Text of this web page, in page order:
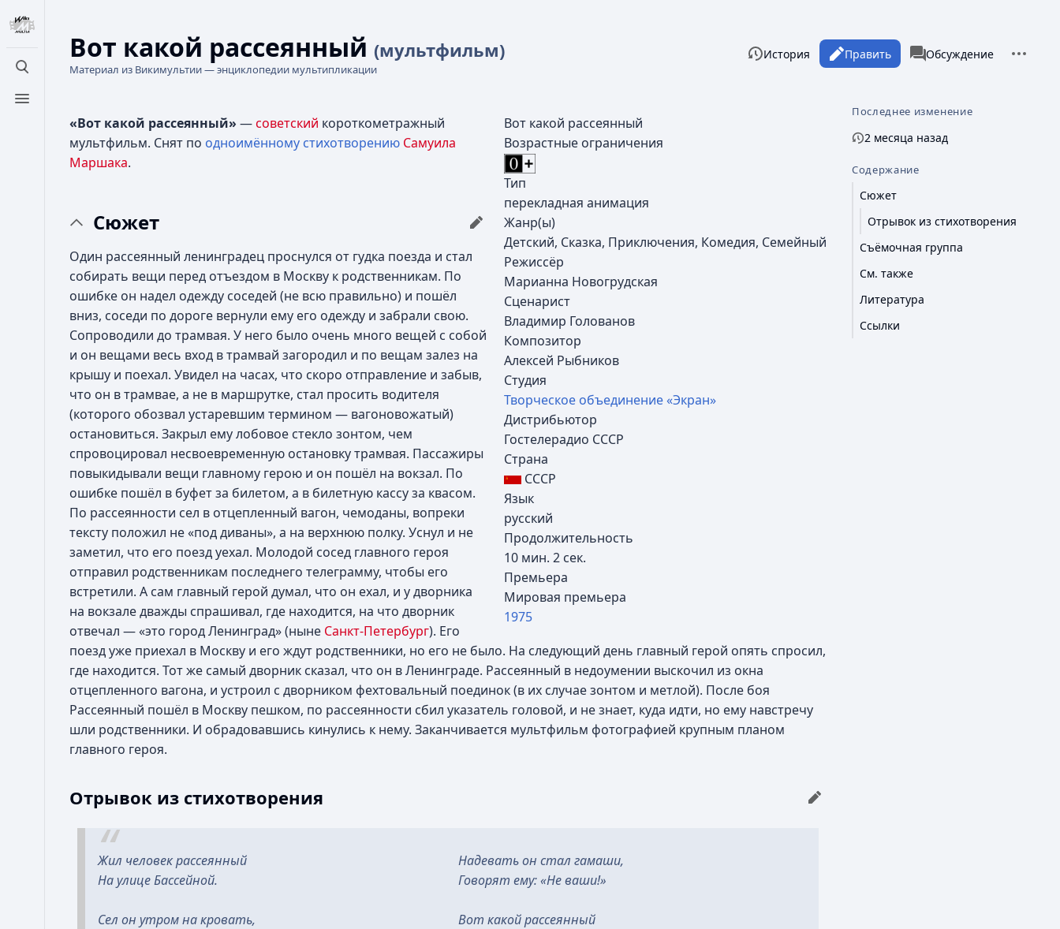
Открыть поиск
Открыть меню
Вот какой рассеянный (мультфильм)
Материал из Викимультии — энциклопедии мультипликации
Просмотры
Читать Править
История associated-pages
Статья
Обсуждение
Вот какой рассеянный
Возрастные ограничения
Тип
перекладная анимация
Жанр(ы)
Детский, Сказка, Приключения, Комедия, Семейный
Режиссёр
Марианна Новогрудская
Сценарист
Владимир Голованов
Композитор
Алексей Рыбников
Студия
Творческое объединение «Экран»
Дистрибьютор
Гостелерадио СССР
Страна
СССР
Язык
русский
Продолжительность
10 мин. 2 сек.
Премьера
Мировая премьера
1975
«Вот какой рассеянный» —советский короткометражный
мультфильм. Снят по одноимённому стихотворению Самуила
Маршака.
Сюжет
Один рассеянный ленинградец проснулся от гудка поезда и стал
собирать вещи перед отъездом в Москву к родственникам. По
ошибке он надел одежду соседей (не всю правильно) и пошёл
вниз, соседи по дороге вернули ему его одежду и забрали свою.
Сопроводили до трамвая. У него было очень много вещей с собой
и он вещами весь вход в трамвай загородил и по вещам залез на
крышу и поехал. Увидел на часах, что скоро отправление и забыв,
что он в трамвае, а не в маршрутке, стал просить водителя
(которого обозвал устаревшим термином — вагоновожатый)
остановиться. Закрыл ему лобовое стекло зонтом, чем
спровоцировал несвоевременную остановку трамвая. Пассажиры
повыкидывали вещи главному герою и он пошёл на вокзал. По
ошибке пошёл в буфет за билетом, а в билетную кассу за квасом.
По рассеянности сел в отцепленный вагон, чемоданы, вопреки
тексту положил не «под диваны», а на верхнюю полку. Уснул и не
заметил, что его поезд уехал. Молодой сосед главного героя
отправил родственникам последнего телеграмму, чтобы его
встретили. А сам главный герой думал, что он ехал, и у дворника
на вокзале дважды спрашивал, где находится, на что дворник
отвечал — «это город Ленинград» (ныне Санкт-Петербург). Его
поезд уже приехал в Москву и его ждут родственники, но его не было. На следующий день главный герой опять спросил,
где находится. Тот же самый дворник сказал, что он в Ленинграде. Рассеянный в недоумении выскочил из окна
отцепленного вагона, и устроил с дворником фехтовальный поединок (в их случае зонтом и метлой). После боя
Рассеянный пошёл в Москву пешком, по рассеянности сбил указатель головой, и не знает, куда идти, но ему навстречу
шли родственники. И обрадовавшись кинулись к нему. Заканчивается мультфильм фотографией крупным планом
главного героя.
Отрывок из стихотворения
Жил человек рассеянный
На улице Бассейной.
Сел он утром на кровать,
Надевать он стал гамаши,
Говорят ему: «Не ваши!»
Вот какой рассеянный
Последнее изменение
2 месяца назад
Содержание
Сюжет
Отрывок из стихотворения
Съёмочная группа
См. также
Литература
Ссылки